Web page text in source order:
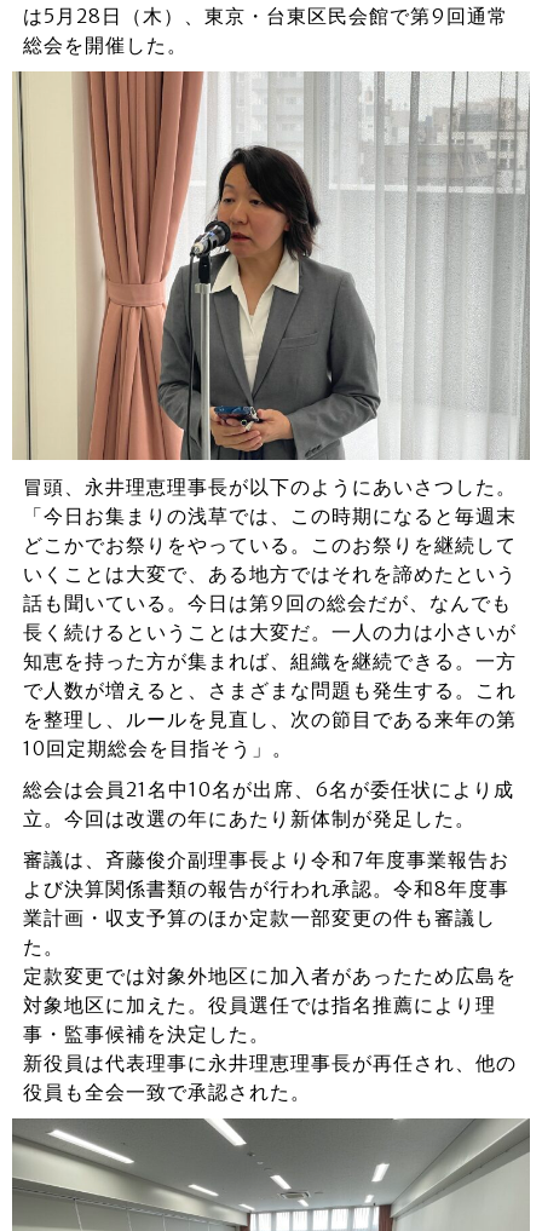
は5月28日（木）、東京・台東区民会館で第9回通常
総会を開催した。
冒頭、永井理恵理事長が以下のようにあいさつした。
「今日お集まりの浅草では、この時期になると毎週末
どこかでお祭りをやっている。このお祭りを継続して
いくことは大変で、ある地方ではそれを諦めたという
話も聞いている。今日は第9回の総会だが、なんでも
長く続けるということは大変だ。一人の力は小さいが
知恵を持った方が集まれば、組織を継続できる。一方
で人数が増えると、さまざまな問題も発生する。これ
を整理し、ルールを見直し、次の節目である来年の第
10回定期総会を目指そう」。
総会は会員21名中10名が出席、6名が委任状により成
立。今回は改選の年にあたり新体制が発足した。
審議は、斉藤俊介副理事長より令和7年度事業報告お
よび決算関係書類の報告が行われ承認。令和8年度事
業計画・収支予算のほか定款一部変更の件も審議し
た。
定款変更では対象外地区に加入者があったため広島を
対象地区に加えた。役員選任では指名推薦により理
事・監事候補を決定した。
新役員は代表理事に永井理恵理事長が再任され、他の
役員も全会一致で承認された。